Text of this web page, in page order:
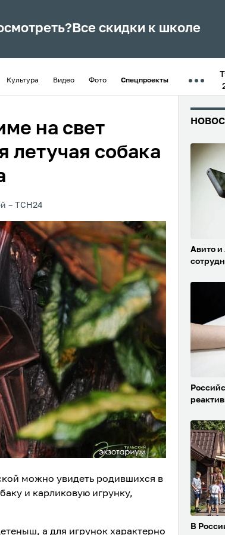
Все скидки к школе
Культура Видео Фото Спецпроекты
на свет
летучая собака
ТСН24
можно увидеть родившихся в
и карликовую игрунку,
а для игрунок характерно
Авито
В